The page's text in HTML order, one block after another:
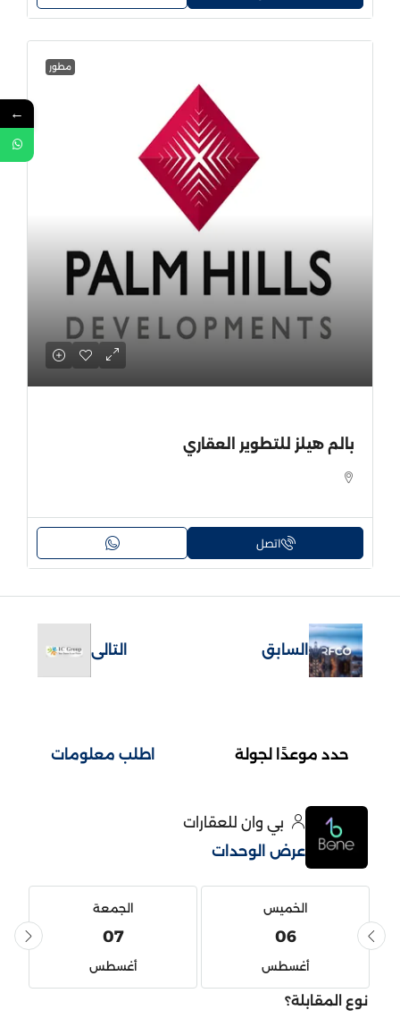
مطور
بالم هيلز للتطوير العقاري
اتصل
السابق التالى
حدد موعدًا لجولة اطلب معلومات
بي وان للعقارات
عرض الوحدات
الخميس
06
أغسطس
الجمعة
07
أغسطس
نوع المقابلة؟
←